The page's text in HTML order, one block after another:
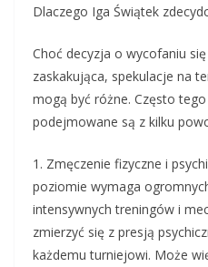
Dlaczego Iga Świątek
Choć decyzja o wycofaniu
zaskakująca, spekulacje na
mogą być różne. Często
podejmowane są z kilku
1. Zmęczenie fizyczne i
poziomie wymaga
intensywnych treningów i
zmierzyć się z presją
każdemu turniejowi. Może